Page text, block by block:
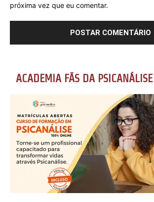
próxima vez que eu comentar.
ACADEMIA FÃS DA PSICANÁLISE